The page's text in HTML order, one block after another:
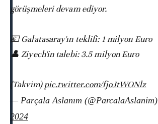
görüşmeleri devam ediyor.
💶 Galatasaray'ın teklifi: 1 milyon Euro
👤 Ziyech'in talebi: 3.5 milyon Euro
(Takvim)pic.twitter.com/fjoJtWONlz
— Parçala Aslanım (@ParcalaAslanim)
2024